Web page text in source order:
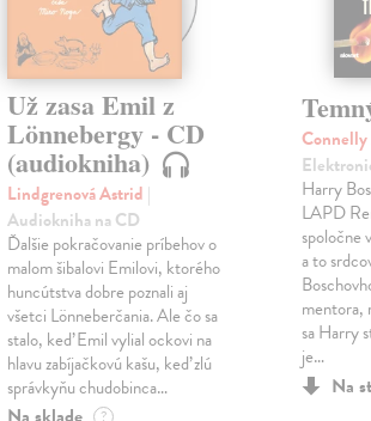
Už zasa Emil z
Lönnebergy - CD
(audiokniha)
Lindgrenová Astrid |
Audiokniha na CD
Ďalšie pokračovanie príbehov o
malom šibalovi Emilovi, ktorého
huncútstva dobre poznali aj
všetci Lönneberčania. Ale čo sa
stalo, keď Emil vylial ockovi na
hlavu zabíjačkovú kašu, keď zlú
správkyňu chudobinca…
?
Harry
LAPD
spoločne
a to
mentora,
sa Harry
je…
Na